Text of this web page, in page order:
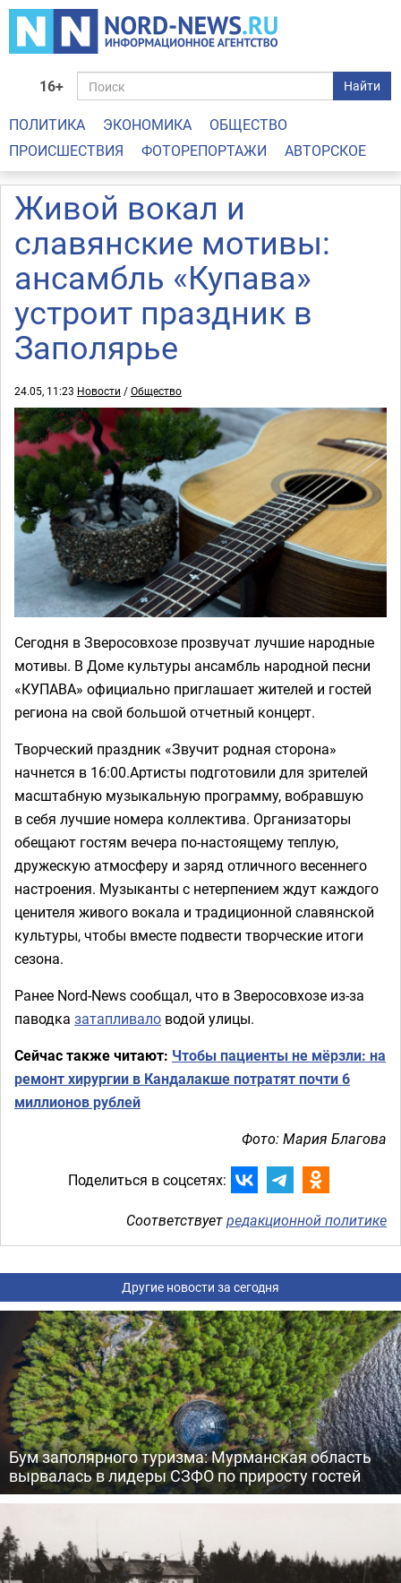
16+ Найти
ПОЛИТИКА ЭКОНОМИКА
ОБЩЕСТВО
ПРОИСШЕСТВИЯ
ФОТОРЕПОРТАЖИ АВТОРСКОЕ
Живой вокал и
славянские мотивы:
ансамбль «Купава»
устроит праздник в
Заполярье
24.05, 11:23 Новости /Общество
Сегодня в Зверосовхозе прозвучат лучшие народные
мотивы. В Доме культуры ансамбль народной песни
«КУПАВА» официально приглашает жителей и гостей
региона на свой большой отчетный концерт.
Творческий праздник «Звучит родная сторона»
начнется в 16:00.Артисты подготовили для зрителей
масштабную музыкальную программу, вобравшую
в себя лучшие номера коллектива. Организаторы
обещают гостям вечера по-настоящему теплую,
дружескую атмосферу и заряд отличного весеннего
настроения. Музыканты с нетерпением ждут каждого
ценителя живого вокала и традиционной славянской
культуры, чтобы вместе подвести творческие итоги
сезона.
Ранее Nord-News сообщал, что в Зверосовхозе из-за
паводка затапливало водой улицы.
Сейчас также читают: Чтобы пациенты не мёрзли: на
ремонт хирургии в Кандалакше потратят почти 6
миллионов рублей
Фото: Мария Благова
Поделиться в соцсетях:
Соответствуетредакционной политике
Другие новости за сегодня
Бум заполярного туризма: Мурманская область
вырвалась в лидеры СЗФО по приросту гостей